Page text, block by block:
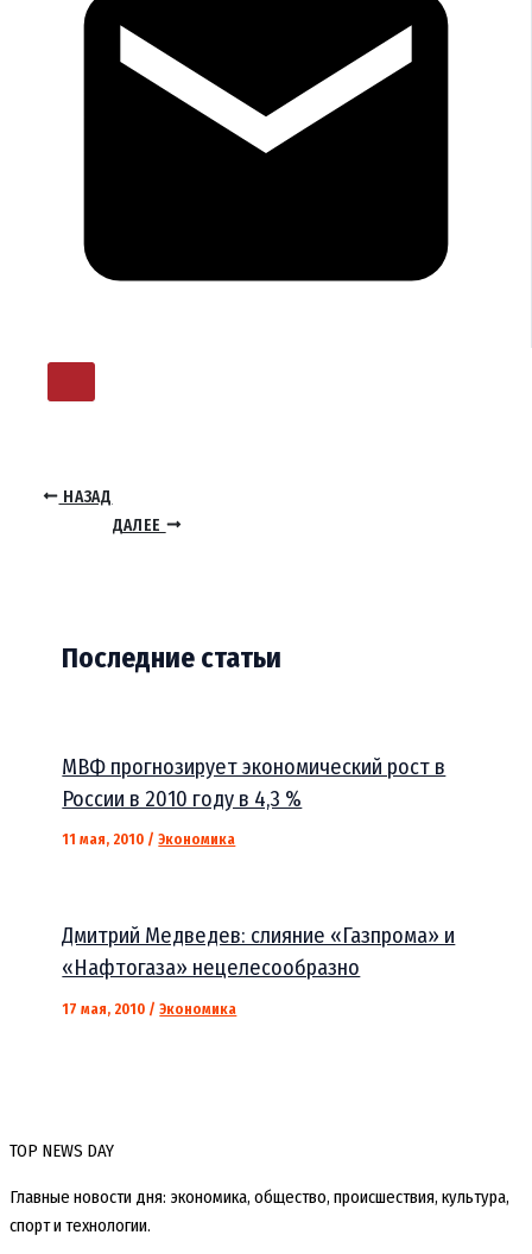
НАЗАД
ДАЛЕЕ
Последние статьи
МВФ прогнозирует экономический рост в
России в 2010 году в 4,3 %
11 мая, 2010 /Экономика
Дмитрий Медведев: слияние «Газпрома» и
«Нафтогаза» нецелесообразно
17 мая, 2010 /Экономика
TOP NEWS DAY
Главные новости дня: экономика, общество, происшествия, культура,
спорт и технологии.